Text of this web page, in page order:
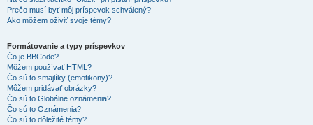
Prečo musí byť môj príspevok schválený?
Ako môžem oživiť svoje témy?
Formátovanie a typy príspevkov
Čo je BBCode?
Môžem používať HTML?
Čo sú to smajlíky (emotikony)?
Môžem pridávať obrázky?
Čo sú to Globálne oznámenia?
Čo sú to Oznámenia?
Čo sú to dôležité témy?